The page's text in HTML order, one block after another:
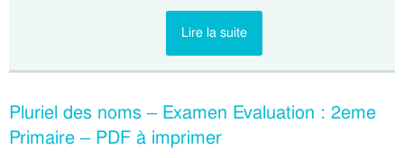
Lire la suite
Pluriel des noms – Examen Evaluation : 2eme
Primaire – PDF à imprimer